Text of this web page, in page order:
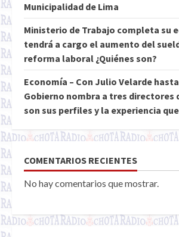
Municipalidad de Lima
Ministerio de Trabajo completa su
tendrá a cargo el aumento del
reforma laboral ¿Quiénes son?
Economía – Con Julio Velarde
Gobierno nombra a tres directores
son sus perfiles y la experiencia
COMENTARIOS RECIENTES
No hay comentarios que mostrar.